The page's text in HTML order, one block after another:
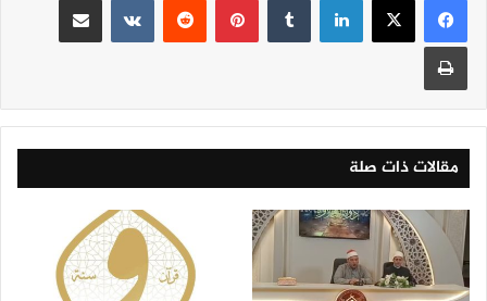
مقالات ذات صلة